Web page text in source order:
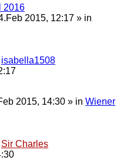
2016
2015, 12:17 » in
isabella1508
2015, 14:30 » in Wiener
Sir Charles